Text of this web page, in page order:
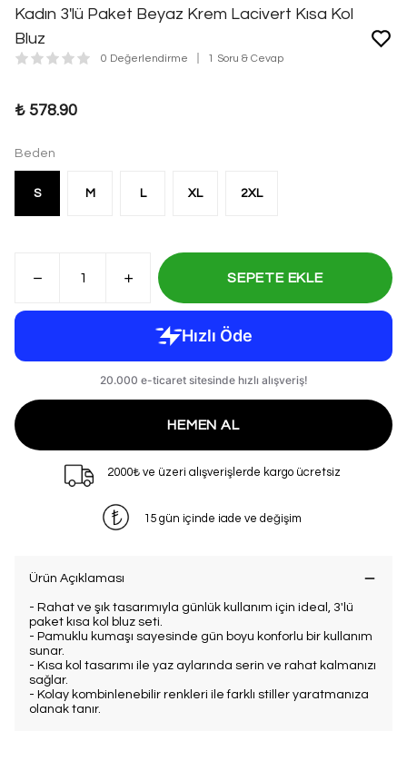
Kadın 3'lü Paket Beyaz Krem Lacivert Kısa Kol
Bluz
0 Değerlendirme 1 Soru & Cevap
₺ 578.90
Beden
S M L XL 2XL
SEPETE EKLE
HEMEN AL
2000₺ ve üzeri alışverişlerde kargo ücretsiz
15 gün içinde iade ve değişim
Ürün Açıklaması
- Rahat ve şık tasarımıyla günlük kullanım için ideal, 3'lü
paket kısa kol bluz seti.
- Pamuklu kumaşı sayesinde gün boyu konforlu bir kullanım
sunar.
- Kısa kol tasarımı ile yaz aylarında serin ve rahat kalmanızı
sağlar.
- Kolay kombinlenebilir renkleri ile farklı stiller yaratmanıza
olanak tanır.